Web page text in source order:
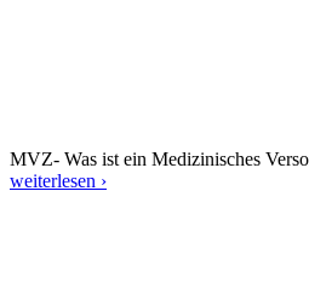
MVZ- Was ist ein Medizinisches
weiterlesen ›